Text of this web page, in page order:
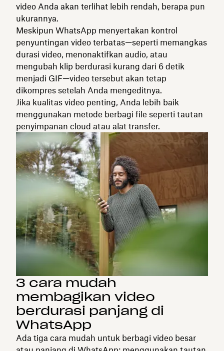
video Anda akan terlihat lebih rendah, berapa pun
ukurannya.
Meskipun WhatsApp menyertakan kontrol
penyuntingan video terbatas—seperti memangkas
durasi video, menonaktifkan audio, atau
mengubah klip berdurasi kurang dari 6 detik
menjadi GIF—video tersebut akan tetap
dikompres setelah Anda mengeditnya.
Jika kualitas video penting, Anda lebih baik
menggunakan metode berbagi file seperti tautan
penyimpanan cloud atau alat transfer.
3 cara mudah
membagikan video
berdurasi panjang di
WhatsApp
Ada tiga cara mudah untuk berbagi video besar